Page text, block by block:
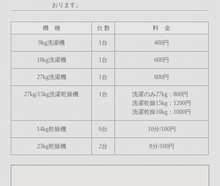
おります。
機 種 台 数 料 金
9kg洗濯機 1台 400円
18kg洗濯機 1台 600円
27kg洗濯機 1台 800円
27kg/15kg洗濯乾燥機 1台
洗濯のみ27kg：800円
洗濯乾燥15kg：1200円
洗濯乾燥10kg：1000円
14kg乾燥機 6台 10分/100円
23kg乾燥機 2台 8分/100円